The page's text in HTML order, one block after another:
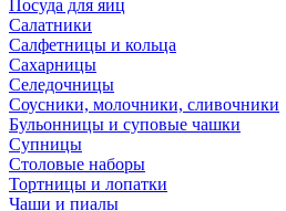
Посуда для яиц
Салатники
Салфетницы и кольца
Сахарницы
Селедочницы
Соусники, молочники, сливочники
Бульонницы и суповые чашки
Супницы
Столовые наборы
Тортницы и лопатки
Чаши и пиалы